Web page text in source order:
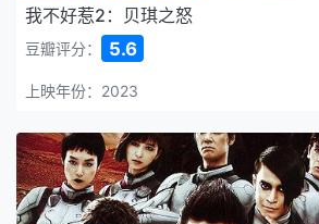
我不好惹2：贝琪之怒
豆瓣评分： 5.6
上映年份：2023